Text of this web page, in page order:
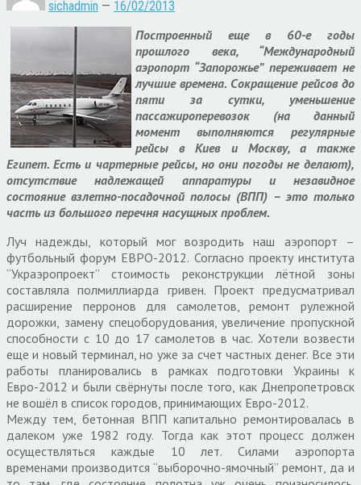
sichadmin — 16/02/2013
Построенный еще в 60-е годы
прошлого века, “Международный
аэропорт “Запорожье” переживает не
лучшие времена. Сокращение рейсов до
пяти за сутки, уменьшение
пассажироперевозок (на данный
момент выполняются регулярные
рейсы в Киев и Москву, а также
Египет. Есть и чартерные рейсы, но они погоды не делают),
отсутствие надлежащей аппаратуры и незавидное
состояние взлетно-посадочной полосы (ВПП) – это только
часть из большого перечня насущных проблем.
Луч надежды, который мог возродить наш аэропорт –
футбольный форум ЕВРО-2012. Согласно проекту института
“Украэропроект” стоимость реконструкции лётной зоны
составляла полмиллиарда гривен. Проект предусматривал
расширение перронов для самолетов, ремонт рулежной
дорожки, замену спецоборудования, увеличение пропускной
способности с 10 до 17 самолетов в час. Хотели возвести
еще и новый терминал, но уже за счет частных денег. Все эти
работы планировались в рамках подготовки Украины к
Евро-2012 и были свёрнуты после того, как Днепропетровск
не вошёл в список городов, принимающих Евро-2012.
Между тем, бетонная ВПП капитально ремонтировалась в
далеком уже 1982 году. Тогда как этот процесс должен
осуществляться каждые 10 лет. Силами аэропорта
временами производится “выборочно-ямочный” ремонт, да и